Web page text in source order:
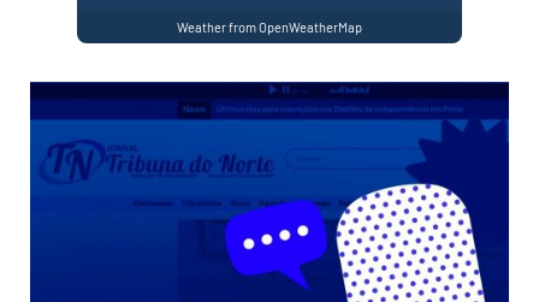
Weather from OpenWeatherMap